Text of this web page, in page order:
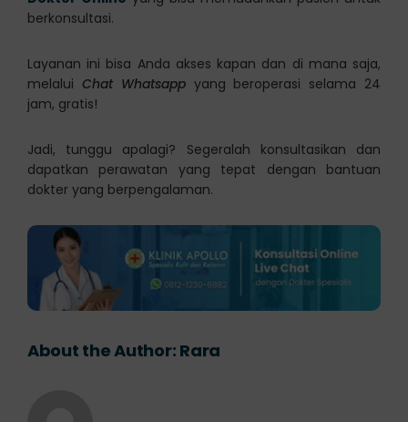
berkonsultasi.
Layanan ini bisa Anda akses kapan dan di mana saja,
melalui Chat Whatsappyang beroperasi selama 24
jam, gratis!
Jadi, tunggu apalagi? Segeralah konsultasikan dan
dapatkan perawatan yang tepat dengan bantuan
dokter yang berpengalaman.
About the Author: Rara